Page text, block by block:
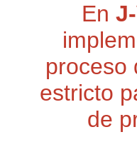
En
proceso
estricto
de